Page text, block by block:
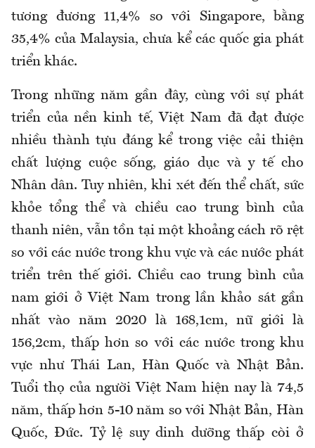
tương đương 11,4% so với Singapore, bằng
35,4% của Malaysia, chưa kể các quốc gia phát
triển khác.
Trong những năm gần đây, cùng với sự phát
triển của nền kinh tế, Việt Nam đã đạt được
nhiều thành tựu đáng kể trong việc cải thiện
chất lượng cuộc sống, giáo dục và y tế cho
Nhân dân. Tuy nhiên, khi xét đến thể chất, sức
khỏe tổng thể và chiều cao trung bình của
thanh niên, vẫn tồn tại một khoảng cách rõ rệt
so với các nước trong khu vực và các nước phát
triển trên thế giới. Chiều cao trung bình của
nam giới ở Việt Nam trong lần khảo sát gần
nhất vào năm 2020 là 168,1cm, nữ giới là
156,2cm, thấp hơn so với các nước trong khu
vực như Thái Lan, Hàn Quốc và Nhật Bản.
Tuổi thọ của người Việt Nam hiện nay là 74,5
năm, thấp hơn 5-10 năm so với Nhật Bản, Hàn
Quốc, Đức. Tỷ lệ suy dinh dưỡng thấp còi ở